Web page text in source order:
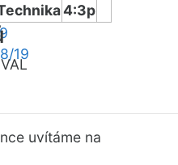
19
4:3p
uvítáme na